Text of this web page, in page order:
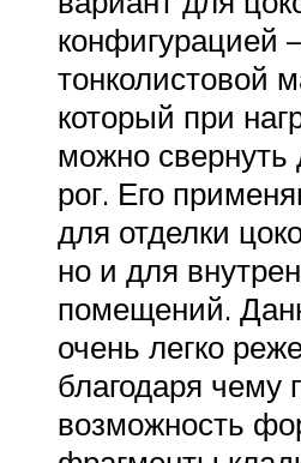
конфигурацией
тонколистовой
который при
можно
рог. Его
для отделки
но и для
помещений.
очень легко
благодаря чему
возможность